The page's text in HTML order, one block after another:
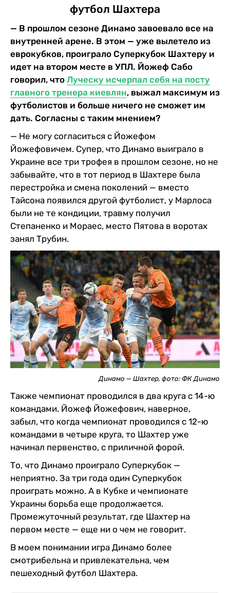
футбол Шахтера
— В прошлом сезоне Динамо завоевало все на
внутренней арене. В этом — уже вылетело из
еврокубков, проиграло Суперкубок Шахтеру и
идет на втором месте в УПЛ. Йожеф Сабо
говорил, что Луческу исчерпал себя на посту
главного тренера киевлян, выжал максимум из
футболистов и больше ничего не сможет им
дать. Согласны с таким мнением?
— Не могу согласиться с Йожефом
Йожефовичем. Супер, что Динамо выиграло в
Украине все три трофея в прошлом сезоне, но не
забывайте, что в тот период в Шахтере была
перестройка и смена поколений — вместо
Тайсона появился другой футболист, у Марлоса
были не те кондиции, травму получил
Степаненко и Мораес, место Пятова в воротах
занял Трубин.
Динамо — Шахтер, фото: ФК Динамо
Также чемпионат проводился в два круга с 14-ю
командами. Йожеф Йожефович, наверное,
забыл, что когда чемпионат проводился с 12-ю
командами в четыре круга, то Шахтер уже
начинал первенство, с приличной форой.
То, что Динамо проиграло Суперкубок —
неприятно. За три года один Суперкубок
проиграть можно. А в Кубке и чемпионате
Украины борьба еще продолжается.
Промежуточный результат, где Шахтер на
первом месте — еще ни о чем не говорит.
В моем понимании игра Динамо более
смотрибельна и привлекательна, чем
пешеходный футбол Шахтера.